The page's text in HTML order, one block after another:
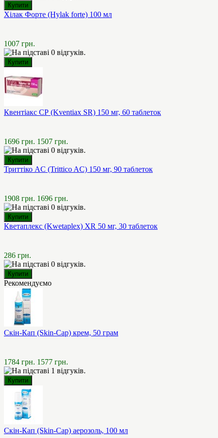
Хілак Форте (Hylak forte) 100 мл
1007 грн.
Квентіакс СР (Kventiax SR) 150 мг, 60 таблеток
1696 грн. 1507 грн.
Триттіко AC (Trittico AC) 150 мг, 90 таблеток
1908 грн. 1696 грн.
Кветаплекс (Kwetaplex) XR 50 мг, 30 таблеток
286 грн.
Рекомендуємо
Скін-Кап (Skin-Cap) крем, 50 грам
1784 грн. 1577 грн.
Скін-Кап (Skin-Cap) аерозоль, 100 мл